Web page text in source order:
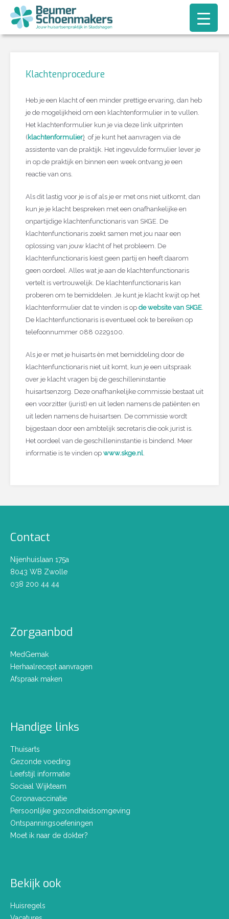
Klachtenprocedure
Heb je een klacht of een minder prettige ervaring, dan heb
je de mogelijkheid om een klachtenformulier in te vullen.
Het klachtenformulier kun je via deze link uitprinten
(klachtenformulier) of je kunt het aanvragen via de
assistente van de praktijk. Het ingevulde formulier lever je
in op de praktijk en binnen een week ontvang je een
reactie van ons.
Als dit lastig voor je is of als je er met ons niet uitkomt, dan
kun je je klacht bespreken met een onafhankelijke en
onpartijdige klachtenfunctionaris van SKGE. De
klachtenfunctionaris zoekt samen met jou naar een
oplossing van jouw klacht of het probleem. De
klachtenfunctionaris kiest geen partij en heeft daarom
geen oordeel. Alles wat je aan de klachtenfunctionaris
vertelt is vertrouwelijk. De klachtenfunctionaris kan
proberen om te bemiddelen. Je kunt je klacht kwijt op het
klachtenformulier dat te vinden is op de website van SKGE.
De klachtenfunctionaris is eventueel ook te bereiken op
telefoonnummer 088 0229100.
Als je er met je huisarts èn met bemiddeling door de
klachtenfunctionaris niet uit komt, kun je een uitspraak
over je klacht vragen bij de geschilleninstantie
huisartsenzorg. Deze onafhankelijke commissie bestaat uit
een voorzitter (jurist) en uit leden namens de patiënten en
uit leden namens de huisartsen. De commissie wordt
bijgestaan door een ambtelijk secretaris die ook jurist is.
Het oordeel van de geschilleninstantie is bindend. Meer
informatie is te vinden op www.skge.nl.
Contact
Nijenhuislaan 175a
8043 WB Zwolle
038 200 44 44
Zorgaanbod
MedGemak
Herhaalrecept aanvragen
Afspraak maken
Handige links
Thuisarts
Gezonde voeding
Leefstijl informatie
Sociaal Wijkteam
Coronavaccinatie
Persoonlijke gezondheidsomgeving
Ontspanningsoefeningen
Moet ik naar de dokter?
Bekijk ook
Huisregels